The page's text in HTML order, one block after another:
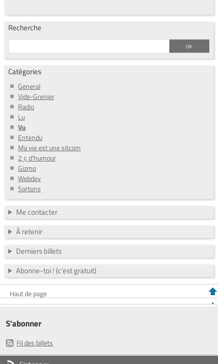
Recherche
Catégories
General
Vide-Grenier
Radio
Lu
Vu
Entendu
Ma vie est une sitcom
2 ¢ d'humour
Gizmo
Webdev
Sortons
Me contacter
À retenir
Derniers billets
Abonne-toi ! (c'est gratuit)
Haut de page
S'abonner
Fil des billets